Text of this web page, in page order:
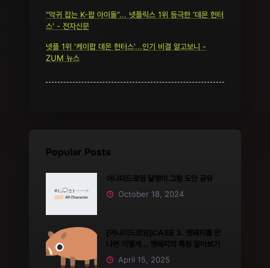
“악귀 잡는 K-팝 아이돌”... 넷플릭스 1위 등극한 '데몬 헌터
스' - 전자신문
넷플 1위 '케이팝 데몬 헌터스'...인기 비결 알고보니 -
ZUM 뉴스
Popular Posts
어나더드로잉 달팽이 그림 도안 공유
October 18, 2024
[어나더드로잉]CASE 3. 멧돼지를 만
나면 어떻게... 멧돼지의 특징 알아보기
April 15, 2025